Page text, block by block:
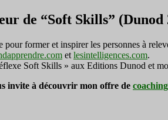
de “Soft Skills”
former et inspirer les personnes à
et lesintelligences.com.
Soft Skills » aux Editions Dunod et
invite à découvrir mon offre de